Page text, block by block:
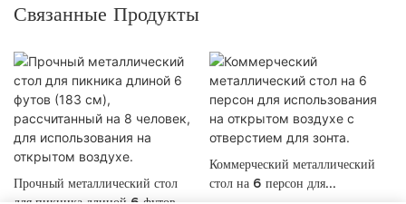
Связанные Продукты
Прочный металлический стол
Коммерческий металлический
стол на 6 персон для